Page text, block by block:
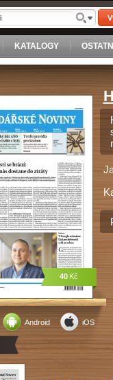
KATALOGY
Android iOS
40 Kč